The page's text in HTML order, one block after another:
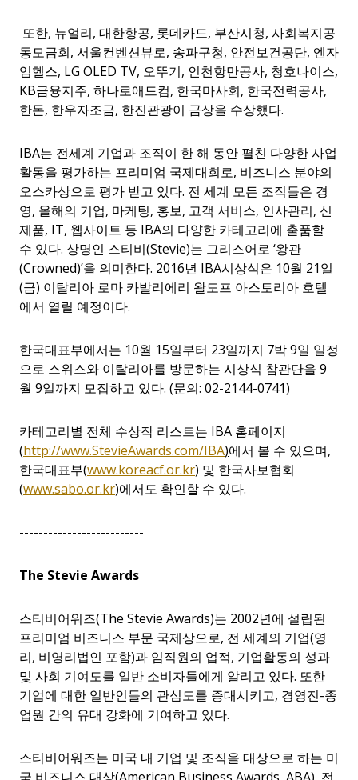
또한, 뉴얼리, 대한항공, 롯데카드, 부산시청, 사회복지공
동모금회, 서울컨벤션뷰로, 송파구청, 안전보건공단, 엔자
임헬스, LG OLED TV, 오뚜기, 인천항만공사, 청호나이스,
KB금융지주, 하나로애드컴, 한국마사회, 한국전력공사,
한돈, 한우자조금, 한진관광이 금상을 수상했다.
IBA는 전세계 기업과 조직이 한 해 동안 펼친 다양한 사업
활동을 평가하는 프리미엄 국제대회로, 비즈니스 분야의
오스카상으로 평가 받고 있다. 전 세계 모든 조직들은 경
영, 올해의 기업, 마케팅, 홍보, 고객 서비스, 인사관리, 신
제품, IT, 웹사이트 등 IBA의 다양한 카테고리에 출품할
수 있다. 상명인 스티비(Stevie)는 그리스어로 ‘왕관
(Crowned)’을 의미한다. 2016년 IBA시상식은 10월 21일
(금) 이탈리아 로마 카발리에리 왈도프 아스토리아 호텔
에서 열릴 예정이다.
한국대표부에서는 10월 15일부터 23일까지 7박9일 일정
으로 스위스와 이탈리아를 방문하는 시상식 참관단을 9
월 9일까지 모집하고 있다. (문의: 02-2144-0741)
카테고리별 전체 수상작 리스트는 IBA 홈페이지
(http://www.StevieAwards.com/IBA)에서 볼 수 있으며,
한국대표부(www.koreacf.or.kr) 및 한국사보협회
(www.sabo.or.kr)에서도 확인할 수 있다.
--------------------------
The Stevie Awards
스티비어워즈(The Stevie Awards)는 2002년에 설립된
프리미엄 비즈니스 부문 국제상으로, 전 세계의 기업(영
리, 비영리법인 포함)과 임직원의 업적, 기업활동의 성과
및 사회 기여도를 일반 소비자들에게 알리고 있다. 또한
기업에 대한 일반인들의 관심도를 증대시키고, 경영진-종
업원 간의 유대 강화에 기여하고 있다.
스티비어워즈는 미국 내 기업 및 조직을 대상으로 하는 미